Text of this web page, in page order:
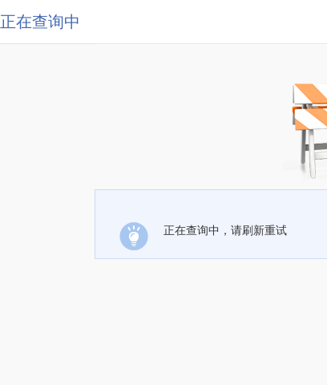
正在查询中
正在查询中，请刷新重试